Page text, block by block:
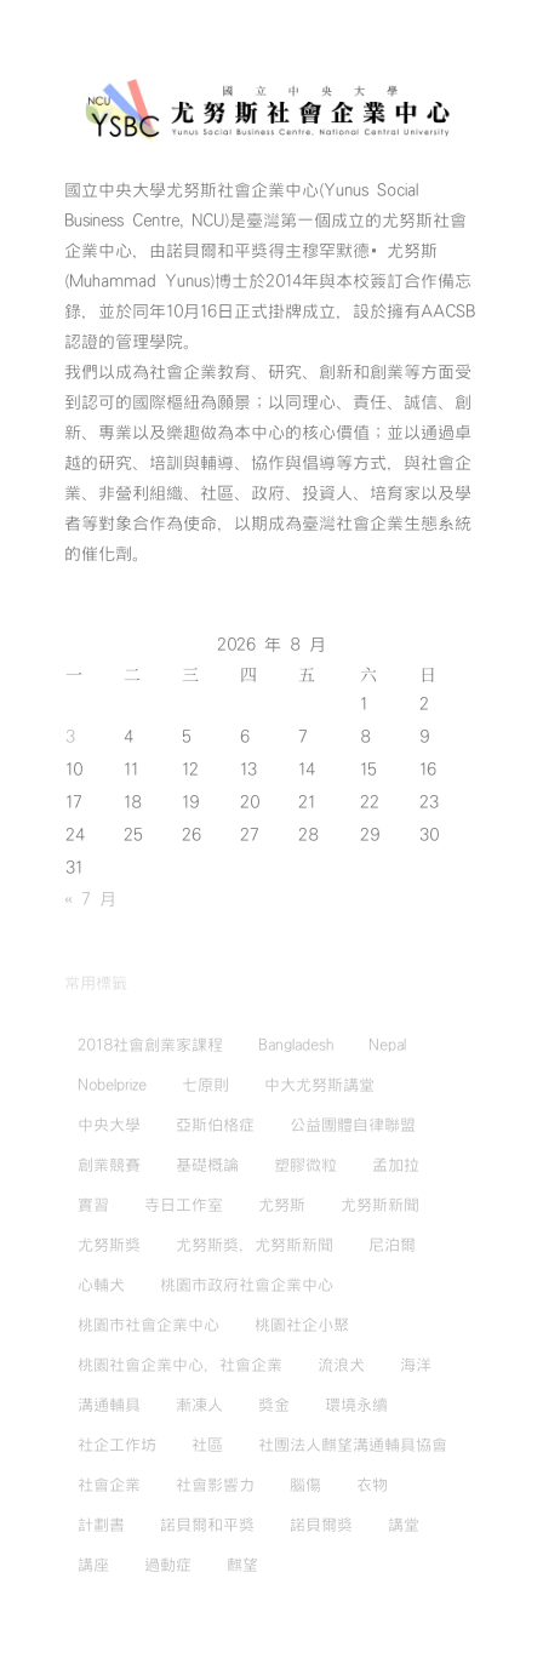
國立中央大學尤努斯社會企業中心(Yunus Social
Business Centre, NCU)是臺灣第一個成立的尤努斯社會
企業中心，由諾貝爾和平獎得主穆罕默德•尤努斯
(Muhammad Yunus)博士於2014年與本校簽訂合作備忘
錄，並於同年10月16日正式掛牌成立，設於擁有AACSB
認證的管理學院。
我們以成為社會企業教育、研究、創新和創業等方面受
到認可的國際樞紐為願景；以同理心、責任、誠信、創
新、專業以及樂趣做為本中心的核心價值；並以通過卓
越的研究、培訓與輔導、協作與倡導等方式，與社會企
業、非營利組織、社區、政府、投資人、培育家以及學
者等對象合作為使命，以期成為臺灣社會企業生態系統
的催化劑。
2026 年 8 月
一 二 三 四 五 六 日
1
2
3
4 5 6 7 8
9
10
11 12 13 14 15
16
17
18 19 20 21 22
23
24
25 26 27 28 29
30
31
« 7 月
常用標籤
2018社會創業家課程 Bangladesh Nepal
Nobelprize 七原則 中大尤努斯講堂
中央大學 亞斯伯格症 公益團體自律聯盟
創業競賽 基礎概論 塑膠微粒 孟加拉
實習 寺日工作室 尤努斯 尤努斯新聞
尤努斯獎 尤努斯獎，尤努斯新聞 尼泊爾
心輔犬 桃園市政府社會企業中心
桃園市社會企業中心 桃園社企小聚
桃園社會企業中心，社會企業 流浪犬 海洋
溝通輔具 漸凍人 獎金 環境永續
社企工作坊 社區 社團法人麒望溝通輔具協會
社會企業 社會影響力 腦傷 衣物
計劃書 諾貝爾和平獎 諾貝爾獎 講堂
講座 過動症 麒望